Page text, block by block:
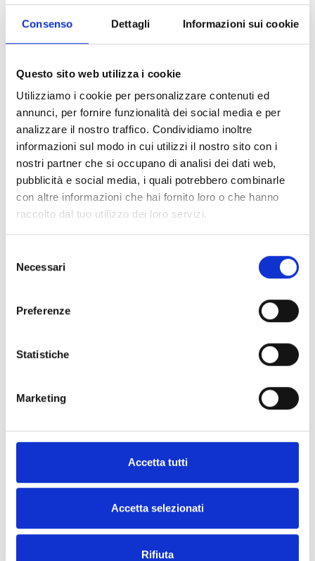
Consenso Dettagli Informazioni sui cookie
Questo sito web utilizza i cookie
Utilizziamo i cookie per personalizzare contenuti ed
annunci, per fornire funzionalità dei social media e per
analizzare il nostro traffico. Condividiamo inoltre
informazioni sul modo in cui utilizzi il nostro sito con i
nostri partner che si occupano di analisi dei dati web,
pubblicità e social media, i quali potrebbero combinarle
con altre informazioni che hai fornito loro o che hanno
raccolto dal tuo utilizzo dei loro servizi.
delNecessari
Preferenze
Statistiche
Marketing
Accetta tutti
Accetta selezionati
Rifiuta
TECHNISCHE SPEZIFIKATIONEN DOKUMENTATION
Technische Spezifikationen
Dokumentation herunterladen